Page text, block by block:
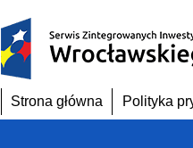
Strona główna Polityka